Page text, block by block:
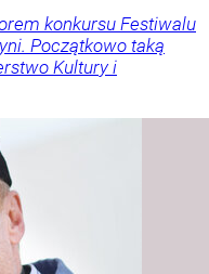
konkursu Festiwalu
Początkowo taką
Kultury i